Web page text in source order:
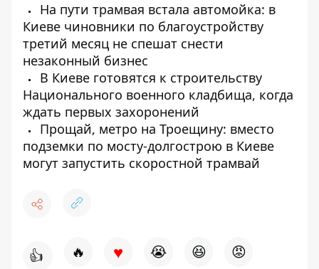
На пути трамвая встала автомойка: в
Киеве чиновники по благоустройству
третий месяц не спешат снести
незаконный бизнес
В Киеве готовятся к строительству
Национального военного кладбища, когда
ждать первых захоронений
Прощай, метро на Троещину: вместо
подземки по мосту-долгострою в Киеве
могут запустить скоростной трамвай
👍 🔥 ♥ 😭 😆 😡